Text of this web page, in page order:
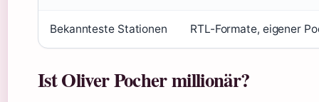
Bekannteste Stationen RTL-Formate, eigener
Ist Oliver Pocher millionär?